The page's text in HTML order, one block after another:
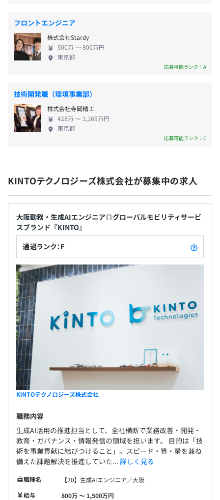
Docker、Terraform、Amazon ECS、Prometheus
【開発環境】
開発言語：Java, TypeScript、Kotlin、Swift、Go
フレームワーク：Spring Boot, React, Next.js など
Step Functionsなど）
PagerDuty, JIRA
ドキュメンテーション：Confluence、JIRA、Office
コミュニケーション：Slack、Zoom、Teams、Outlook
BIツール：QuickSight、社内データ分析基盤、Google
Analytics、Looker Studioなど
※開発チームごとに異なります
ビジネスサイドや他の開発チームからの要望に基づき、プ
ロジェクトを立案します。
基本的にはスクラム開発を採用していますが、明確なマイ
ーフォール的な要素を取り入れます。
エンジニアやデザイナーが各ステークホルダーとコミュニ
ケーションを取りながら、プロジェクトを推進していきま
す。
橋駅」3番出口 徒歩1分
昇給：年1回（4月）
無期雇用
背景にMaaS（Mobility as a Service）と呼ばれるビ
ジネスモデルも広がりはじめています。 これらは、
自動車を「モノ」としてだけではなく「モビリティ
サービス」として提供する時代が到来しつつあり、
同時に「人とクルマの関係性」が変化していくこと
ヨタグループでは自動車の製造から販売・利活用、
その後のサポートまで、クルマのライフサイクルを
包括的にサポートする方向へと舵を切りました。 こ
れらを実現するためには、販売店を経由して自動車
ーズが担う役割 これまで自動車の製造と販売店への
卸しに注力してきたトヨタグループにとって、BtoC
やDtoC領域におけるサービス展開は新しい取り組み
です。 そのため、『KINTO』ブランドをはじめとす
るtoC領域のサービスを展開するにあたって、事業戦
略やビジネス要件・顧客ニーズを深く理解し迅速に
反映できる専門的な開発組織の組成・拡大は最重要
課題のひとつでもありました。 こうした事情を背景
に設立されたKINTOテクノロジーズは、現在トヨタ
グループの内製開発部隊として、テクノロジーやク
リエイティブの面からtoCの事業展開を支える役割を
担っています。
フロントエンジニア
株式会社Stardy
500万 〜 800万円
東京都
応募可能ランク：A
技術開発職（環境事業部）
株式会社寺岡精工
428万 〜 1,169万円
東京都
応募可能ランク：C
KINTOテクノロジーズ株式会社が募集中の求人
大阪勤務・生成AIエンジニア◎グローバルモビリティサービ
スブランド『KINTO』
通過ランク：F
KINTOテクノロジーズ株式会社
職務内容
生成AI活用の推進担当として、全社横断で業務改善・開発・
教育・ガバナンス・情報発信の領域を担います。 目的は「技
術を事業貢献に結びつけること」。スピード・質・量を兼ね
備えた課題解決を推進していた... 詳しく見る
職種名
【20】生成AIエンジニア／大阪
給与
800万 〜 1,500万円